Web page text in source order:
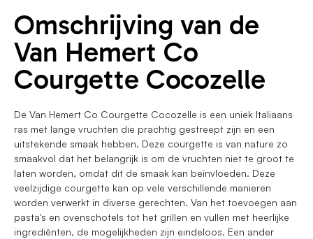
Omschrijving van de
Van Hemert Co
Courgette Cocozelle
De Van Hemert Co Courgette Cocozelle is een uniek Italiaans
ras met lange vruchten die prachtig gestreept zijn en een
uitstekende smaak hebben. Deze courgette is van nature zo
smaakvol dat het belangrijk is om de vruchten niet te groot te
laten worden, omdat dit de smaak kan beïnvloeden. Deze
veelzijdige courgette kan op vele verschillende manieren
worden verwerkt in diverse gerechten. Van het toevoegen aan
pasta's en ovenschotels tot het grillen en vullen met heerlijke
ingrediënten, de mogelijkheden zijn eindeloos. Een ander